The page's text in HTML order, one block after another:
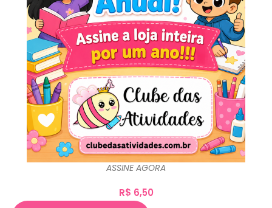
ASSINE AGORA
R$ 6,50